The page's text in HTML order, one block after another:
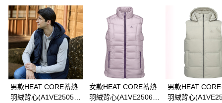
男款HEAT CORE蓄熱
羽絨背心(A1VE2505M
女款HEAT CORE蓄熱
羽絨背心(A1VE2506W
男款HEAT
羽絨背心